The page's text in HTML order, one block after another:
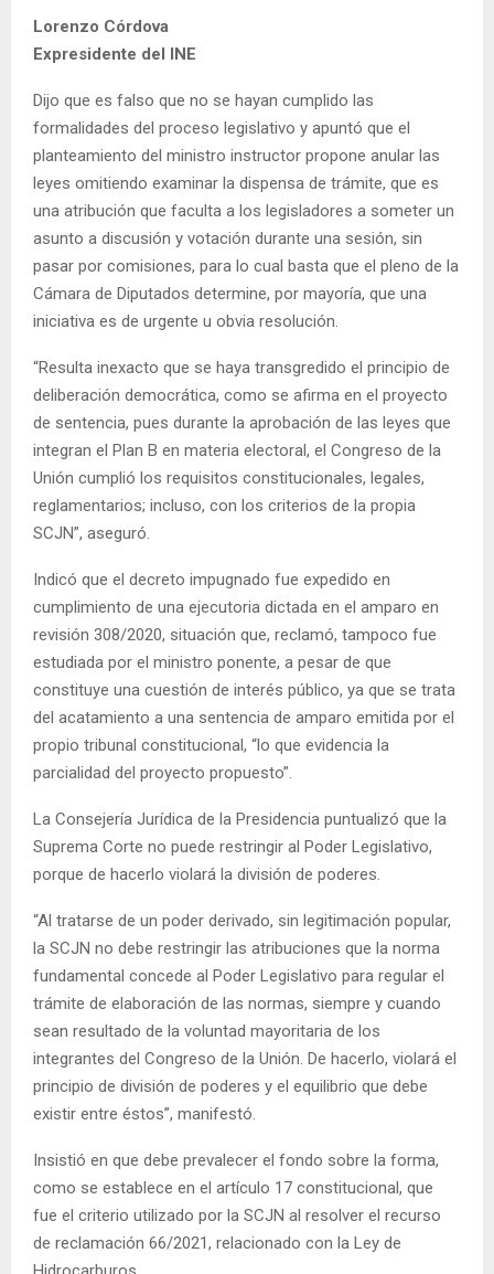
Lorenzo Córdova
Expresidente del INE
Dijo que es falso que no se hayan cumplido las
formalidades del proceso legislativo y apuntó que el
planteamiento del ministro instructor propone anular las
leyes omitiendo examinar la dispensa de trámite, que es
una atribución que faculta a los legisladores a someter un
asunto a discusión y votación durante una sesión, sin
pasar por comisiones, para lo cual basta que el pleno de la
Cámara de Diputados determine, por mayoría, que una
iniciativa es de urgente u obvia resolución.
“Resulta inexacto que se haya transgredido el principio de
deliberación democrática, como se afirma en el proyecto
de sentencia, pues durante la aprobación de las leyes que
integran el Plan B en materia electoral, el Congreso de la
Unión cumplió los requisitos constitucionales, legales,
reglamentarios; incluso, con los criterios de la propia
SCJN”, aseguró.
Indicó que el decreto impugnado fue expedido en
cumplimiento de una ejecutoria dictada en el amparo en
revisión 308/2020, situación que, reclamó, tampoco fue
estudiada por el ministro ponente, a pesar de que
constituye una cuestión de interés público, ya que se trata
del acatamiento a una sentencia de amparo emitida por el
propio tribunal constitucional, “lo que evidencia la
parcialidad del proyecto propuesto”.
La Consejería Jurídica de la Presidencia puntualizó que la
Suprema Corte no puede restringir al Poder Legislativo,
porque de hacerlo violará la división de poderes.
“Al tratarse de un poder derivado, sin legitimación popular,
la SCJN no debe restringir las atribuciones que la norma
fundamental concede al Poder Legislativo para regular el
trámite de elaboración de las normas, siempre y cuando
sean resultado de la voluntad mayoritaria de los
integrantes del Congreso de la Unión. De hacerlo, violará el
principio de división de poderes y el equilibrio que debe
existir entre éstos”, manifestó.
Insistió en que debe prevalecer el fondo sobre la forma,
como se establece en el artículo 17 constitucional, que
fue el criterio utilizado por la SCJN al resolver el recurso
de reclamación 66/2021, relacionado con la Ley de